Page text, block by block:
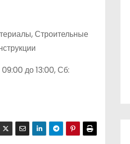
Строительные
до 13:00, Сб: